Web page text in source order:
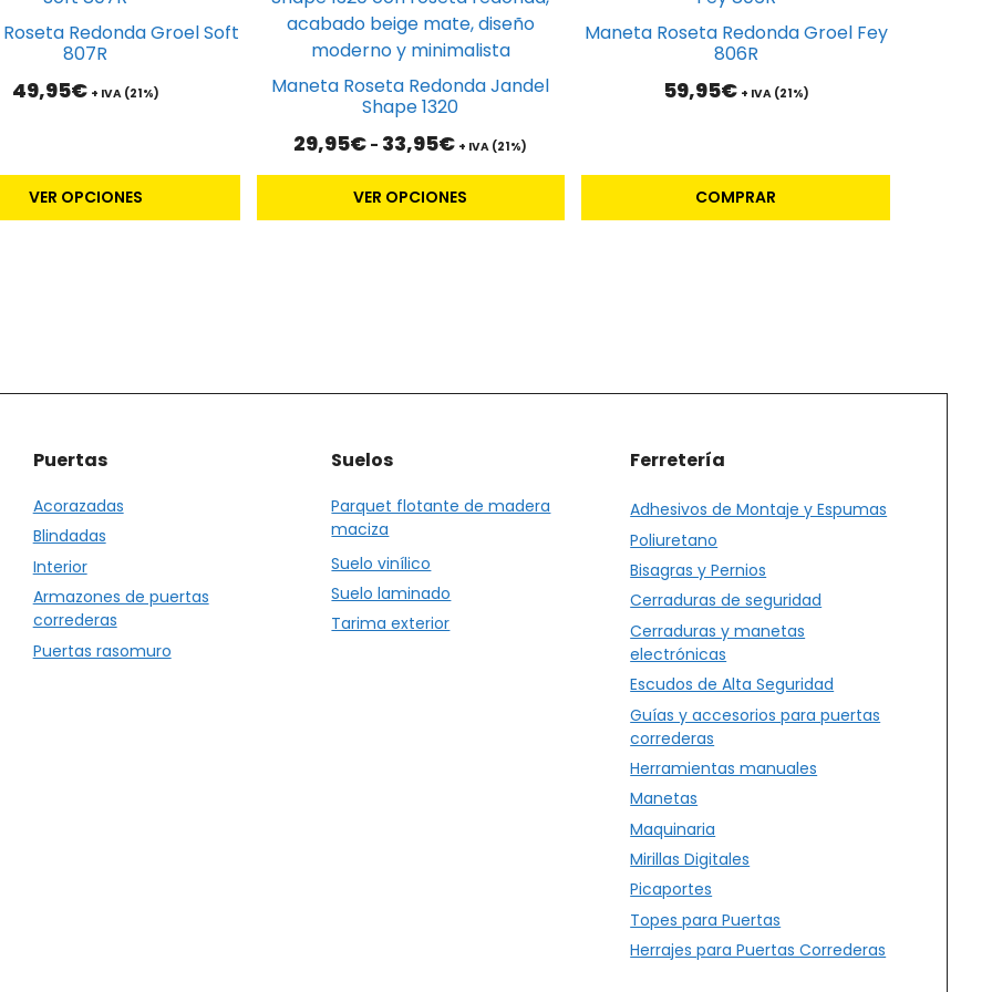
Redonda Groel Soft
807R
49,95€ + IVA (21%)
VER OPCIONES
Maneta Roseta Redonda Jandel
Shape 1320
29,95€ - 33,95€Rango
precios:
desde
29,95€
+ IVA (21%)
VER OPCIONES
tiene
múltiples
variantes.
pueden
Maneta Roseta Redonda Groel Fey
806R
59,95€ + IVA (21%)
COMPRAR
Puertas
Acorazadas
Blindadas
Interior
Armazones de puertas
correderas
Puertas rasomuro
Suelos
Parquet flotante de madera
maciza
Suelo vinílico
Suelo laminado
Tarima exterior
Ferretería
Adhesivos de Montaje y Espumas
Poliuretano
Bisagras y Pernios
Cerraduras de seguridad
Cerraduras y manetas
electrónicas
Escudos de Alta Seguridad
Guías y accesorios para puertas
correderas
Herramientas manuales
Manetas
Maquinaria
Mirillas Digitales
Picaportes
Topes para Puertas
Herrajes para Puertas Correderas